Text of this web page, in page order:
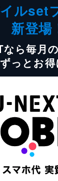
ルset
新登場
なら毎月
ずっとお得